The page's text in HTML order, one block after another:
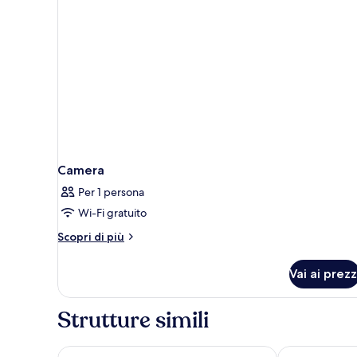
Camera
Per 1 persona
Wi-Fi gratuito
Scopri di più
Altri
Vai ai
Strutture simili
Villa Ceselle Hotel San